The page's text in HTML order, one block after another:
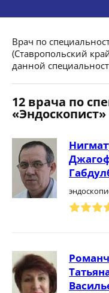
Врач по
(Ставропольский
данной
12 врача по
«Эндоскопист»